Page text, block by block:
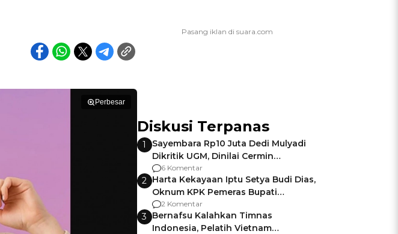
Perbesar
Diskusi Terpanas
1
Sayembara Rp10 Juta Dedi Mulyadi
Dikritik UGM, Dinilai Cermin
Gagalnya Negara Jamin Keamanan
6 Komentar
2 Harta Kekayaan Iptu Setya Budi Dias,
Oknum KPK Pemeras Bupati
Pemalang
2 Komentar
3 Bernafsu Kalahkan Timnas
Indonesia, Pelatih Vietnam